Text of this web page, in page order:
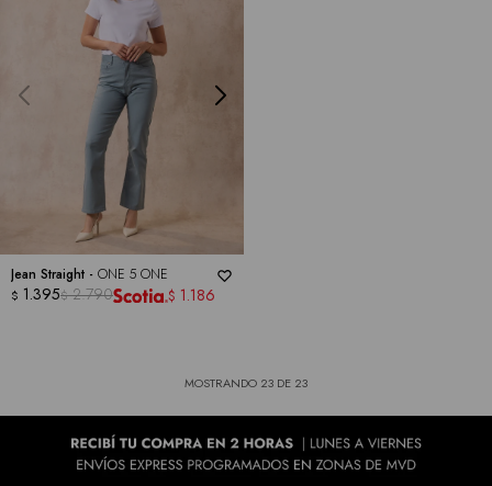
Jean Straight - ONE 5 ONE
$ 1.395$ 2.790 $ 1.186
MOSTRANDO 23 DE 23